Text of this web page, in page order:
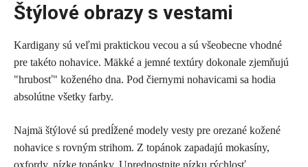
Štýlové obrazy s vestami
Kardigany sú veľmi praktickou vecou a sú všeobecne vhodné
pre takéto nohavice. Mäkké a jemné textúry dokonale zjemňujú
"hrubosť" koženého dna. Pod čiernymi nohavicami sa hodia
absolútne všetky farby.
Najmä štýlové sú predĺžené modely vesty pre orezané kožené
nohavice s rovným strihom. Z topánok zapadajú mokasíny,